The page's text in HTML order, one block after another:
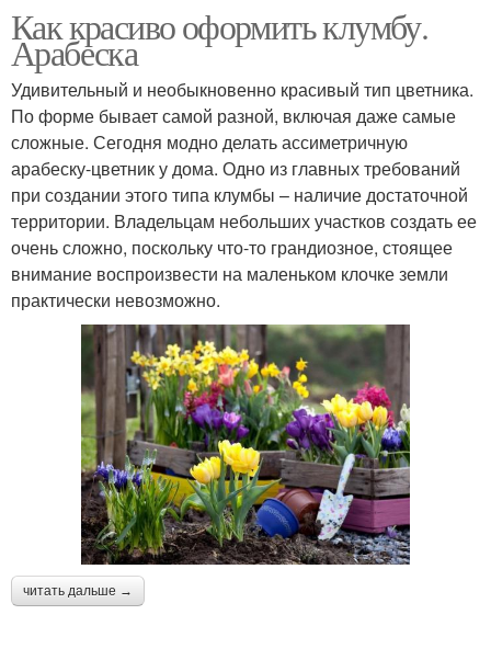
Как красиво оформить клумбу.
Арабеска
Удивительный и необыкновенно красивый тип цветника.
По форме бывает самой разной, включая даже самые
сложные. Сегодня модно делать ассиметричную
арабеску-цветник у дома. Одно из главных требований
при создании этого типа клумбы – наличие достаточной
территории. Владельцам небольших участков создать ее
очень сложно, поскольку что-то грандиозное, стоящее
внимание воспроизвести на маленьком клочке земли
практически невозможно.
читать дальше →